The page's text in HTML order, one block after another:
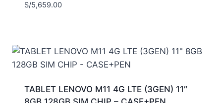
S/5,659.00
TABLET LENOVO M11 4G LTE (3GEN) 11″